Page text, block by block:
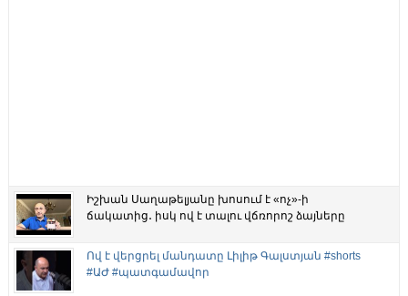
Իշխան Սաղաթելյանը խոսում է «ոչ»-ի
ճակատից․ իսկ ով է տալու վճռորոշ ձայները
Ով է վերցրել մանդատը Լիլիթ Գալստյան #shorts
#ԱԺ #պատգամավոր